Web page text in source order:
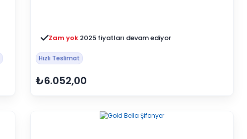
Zam yok 2025 fiyatları devam ediyor
Hızlı Teslimat
₺6.052,00